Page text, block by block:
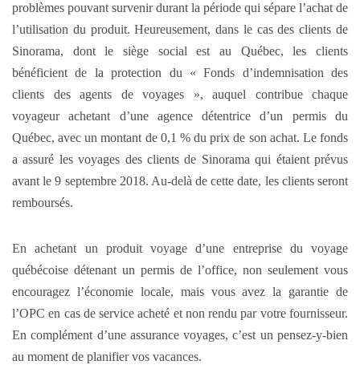
problèmes pouvant survenir durant la période qui sépare l’achat de
l’utilisation du produit. Heureusement, dans le cas des clients de
Sinorama, dont le siège social est au Québec, les clients
bénéficient de la protection du « Fonds d’indemnisation des
clients des agents de voyages », auquel contribue chaque
voyageur achetant d’une agence détentrice d’un permis du
Québec, avec un montant de 0,1 % du prix de son achat. Le fonds
a assuré les voyages des clients de Sinorama qui étaient prévus
avant le 9 septembre 2018. Au-delà de cette date, les clients seront
remboursés.
En achetant un produit voyage d’une entreprise du voyage
québécoise détenant un permis de l’office, non seulement vous
encouragez l’économie locale, mais vous avez la garantie de
l’OPC en cas de service acheté et non rendu par votre fournisseur.
En complément d’une assurance voyages, c’est un pensez-y-bien
au moment de planifier vos vacances.